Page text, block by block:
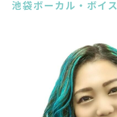
池袋ボーカル・ボイ